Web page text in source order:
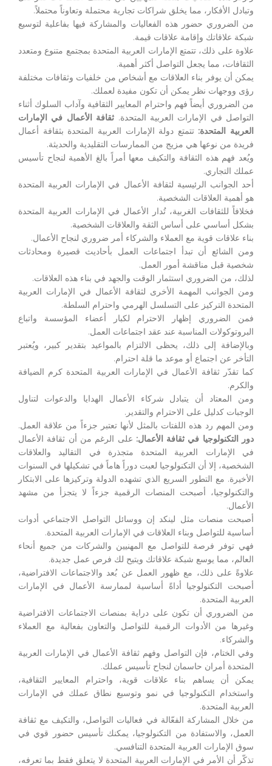
وتبادل الأفكار، مما يخلق شراكات تجارية محتملة وتعاوناً محتملاً.
من الضروري حضور هذه الفعاليات والمشاركة فيها بفاعلية لتوسيع
شبكة علاقاتك وإقامة علاقات قيمة.
علاوة على ذلك، تتمتع الإمارات العربية المتحدة بمجتمع متنوع ومتعدد
الثقافات، مما يجعل التواصل أكثر أهمية.
يمكن أن يوفر بناء العلاقات مع أشخاص من خلفيات وثقافات مختلفة
رؤى ووجهات نظر يمكن أن تكون مفيدة لعملك.
من الضروري أيضاً فهم واحترام المعايير الثقافية وآداب السلوك أثناء
التواصل في الإمارات العربية المتحدة. ثقافة الأعمال في الإمارات
العربية المتحدة: تتمتع دولة الإمارات العربية المتحدة بثقافة أعمال
فريدة من نوعها هي مزيج من الممارسات التقليدية والحديثة.
ويُعد فهم هذه الثقافة والتكيف معها أمراً بالغ الأهمية لنجاح تأسيس
عملك التجاري.
أحد الجوانب الرئيسية لثقافة الأعمال في الإمارات العربية المتحدة
هو أهمية العلاقات الشخصية.
فخلافاً للثقافات الغربية، تُدار الأعمال في الإمارات العربية المتحدة
بشكل أساسي على أساس الثقة والعلاقات الشخصية.
بناء علاقات قوية مع العملاء والشركاء أمر ضروري لنجاح الأعمال.
ومن الشائع أن تبدأ اجتماعات العمل بأحاديث قصيرة ومحادثات
شخصية قبل مناقشة أمور العمل.
لذلك، من الضروري استثمار الوقت والجهد في بناء هذه العلاقات.
ومن الجوانب المهمة الأخرى لثقافة الأعمال في الإمارات العربية
المتحدة التركيز على التسلسل الهرمي واحترام السلطة.
فمن الضروري إظهار الاحترام لكبار أعضاء المؤسسة واتباع
البروتوكولات المناسبة عند عقد اجتماعات العمل.
وبالإضافة إلى ذلك، يحظى الالتزام بالمواعيد بتقدير كبير، ويُعتبر
التأخر عن اجتماع أو موعد ما قلة احترام.
كما تقدّر ثقافة الأعمال في الإمارات العربية المتحدة كرم الضيافة
والكرم.
ومن المعتاد أن يتبادل شركاء الأعمال الهدايا والدعوات لتناول
الوجبات كدليل على الاحترام والتقدير.
ومن المهم رد هذه اللفتات بالمثل لأنها تعتبر جزءاً من علاقة العمل.
دور التكنولوجيا في ثقافة الأعمال: على الرغم من أن ثقافة الأعمال
في الإمارات العربية المتحدة متجذرة في التقاليد والعلاقات
الشخصية، إلا أن التكنولوجيا لعبت دوراً هاماً في تشكيلها في السنوات
الأخيرة. مع التطور السريع الذي تشهده الدولة وتركيزها على الابتكار
والتكنولوجيا، أصبحت المنصات الرقمية جزءاً لا يتجزأ من مشهد
الأعمال.
أصبحت منصات مثل لينكد إن ووسائل التواصل الاجتماعي أدوات
أساسية للتواصل وبناء العلاقات في الإمارات العربية المتحدة.
فهي توفر فرصة للتواصل مع المهنيين والشركات من جميع أنحاء
العالم، مما يوسع شبكة علاقاتك ويتيح لك فرص عمل جديدة.
علاوةً على ذلك، مع ظهور العمل عن بُعد والاجتماعات الافتراضية،
أصبحت التكنولوجيا أداةً أساسية لممارسة الأعمال في الإمارات
العربية المتحدة.
من الضروري أن تكون على دراية بمنصات الاجتماعات الافتراضية
وغيرها من الأدوات الرقمية للتواصل والتعاون بفعالية مع العملاء
والشركاء.
وفي الختام، فإن التواصل وفهم ثقافة الأعمال في الإمارات العربية
المتحدة أمران حاسمان لنجاح تأسيس عملك.
يمكن أن يساهم بناء علاقات قوية، واحترام المعايير الثقافية،
واستخدام التكنولوجيا في نمو وتوسيع نطاق عملك في الإمارات
العربية المتحدة.
من خلال المشاركة الفعّالة في فعاليات التواصل، والتكيف مع ثقافة
العمل، والاستفادة من التكنولوجيا، يمكنك تأسيس حضور قوي في
سوق الإمارات العربية المتحدة التنافسي.
تذكّر أن الأمر في الإمارات العربية المتحدة لا يتعلق فقط بما تعرفه،